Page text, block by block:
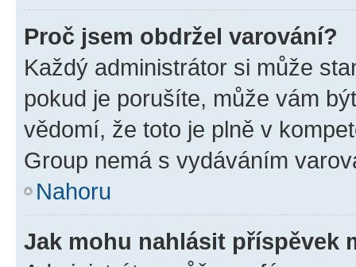
Proč jsem obdržel varování?
Každý administrátor si může
pokud je porušíte, může vám
vědomí, že toto je plně v
Group nemá s vydáváním
Nahoru
Jak mohu nahlásit příspěvek